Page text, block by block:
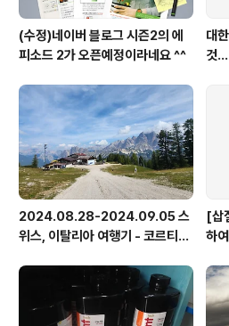
(수정)네이버 블로그 시즌2의 에
피소드 2가 오픈예정이라네요 ^^
대
것...
2024.08.28-2024.09.05 스
위스, 이탈리아 여행기 - 코르티나
스
[삽
하